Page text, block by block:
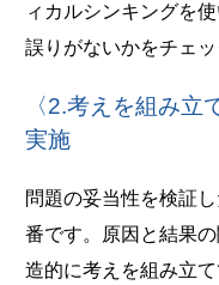
ィカルシンキングを
誤りがないかをチェッ
〈2.考えを組み立
実施
問題の妥当性を検証
番です。原因と結果
造的に考えを組み立